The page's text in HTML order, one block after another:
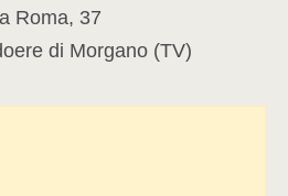
Roma, 37
di Morgano (TV)